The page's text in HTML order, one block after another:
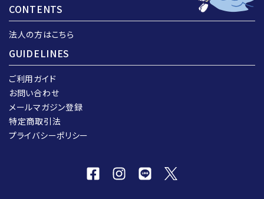
CONTENTS
法人の方はこちら
GUIDELINES
ご利用ガイド
お問い合わせ
メールマガジン登録
特定商取引法
プライバシーポリシー